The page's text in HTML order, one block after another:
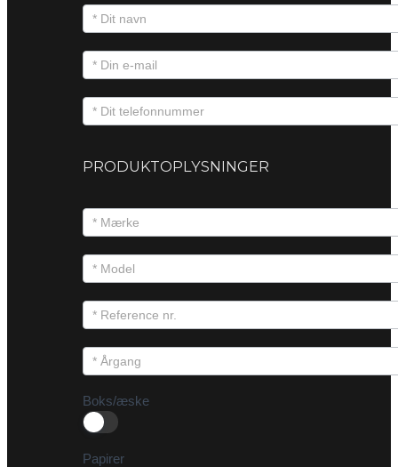
PRODUKTOPLYSNINGER
Boks/æske
Papirer